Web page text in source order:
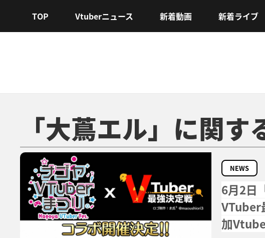
TOP Vtuberニュース 新着動画 新着ライブ
「大蔦エル」に関す
NEWS
6月2日
VTuber
加